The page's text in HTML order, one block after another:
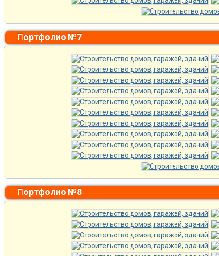
Портфолио №7
Портфолио №8